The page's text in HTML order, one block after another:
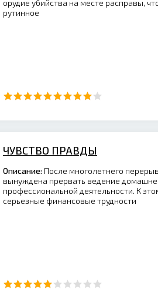
орудие убийства на месте расправы,
рутинное
ЧУВСТВО ПРАВДЫ
Описание: После многолетнего
вынуждена прервать ведение
профессиональной деятельности. К
серьезные финансовые трудности